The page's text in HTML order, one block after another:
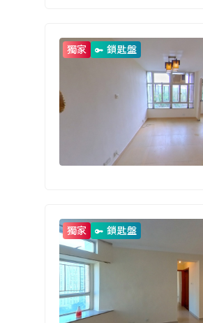
獨家 鎖匙盤
獨家 鎖匙盤